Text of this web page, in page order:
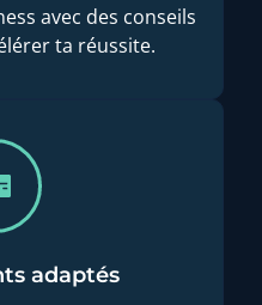
avec des conseils
ta réussite.
adaptés